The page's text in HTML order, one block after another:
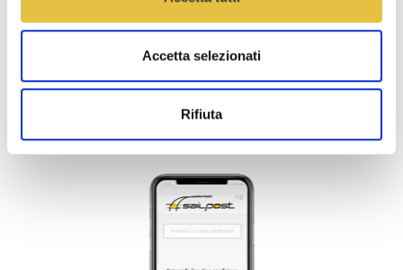
Accetta selezionati
Rifiuta